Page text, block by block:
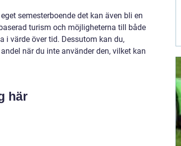
semesterboende det kan även bli en
turism och möjligheterna till både
i värde över tid. Dessutom kan du,
när du inte använder den, vilket kan
här